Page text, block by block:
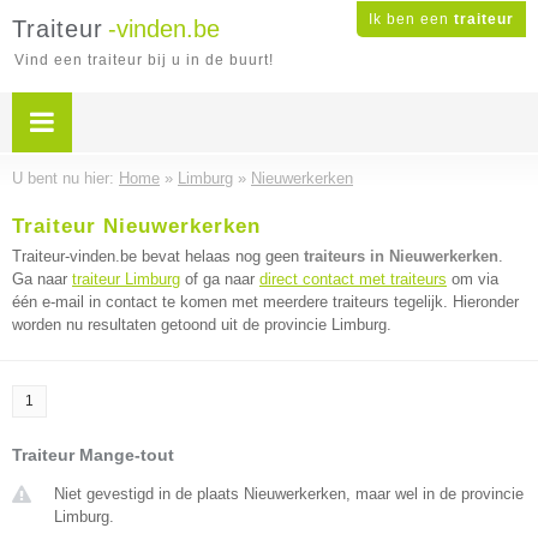
Ik ben een traiteur
Traiteur -vinden.be
Vind een traiteur bij u in de buurt!
U bent nu hier: Home » Limburg » Nieuwerkerken
Traiteur Nieuwerkerken
Traiteur-vinden.be bevat helaas nog geen traiteurs in Nieuwerkerken.
Ga naar traiteur Limburg of ga naar direct contact met traiteurs om via
één e-mail in contact te komen met meerdere traiteurs tegelijk. Hieronder
worden nu resultaten getoond uit de provincie Limburg.
1
Traiteur Mange-tout
Niet gevestigd in de plaats Nieuwerkerken, maar wel in de provincie
Limburg.